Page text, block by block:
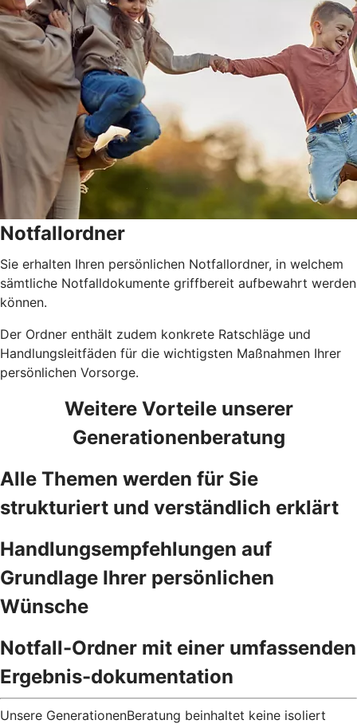
Notfallordner
Sie erhalten Ihren persönlichen Notfallordner, in welchem
sämtliche Notfalldokumente griffbereit aufbewahrt werden
können.
Der Ordner enthält zudem konkrete Ratschläge und
Handlungsleitfäden für die wichtigsten Maßnahmen Ihrer
persönlichen Vorsorge.
Weitere Vorteile unserer
Generationenberatung
Alle Themen werden für Sie
strukturiert und verständlich erklärt
Handlungsempfehlungen auf
Grundlage Ihrer persönlichen
Wünsche
Notfall-Ordner mit einer umfassenden
Ergebnis-dokumentation
Unsere GenerationenBeratung beinhaltet keine isoliert